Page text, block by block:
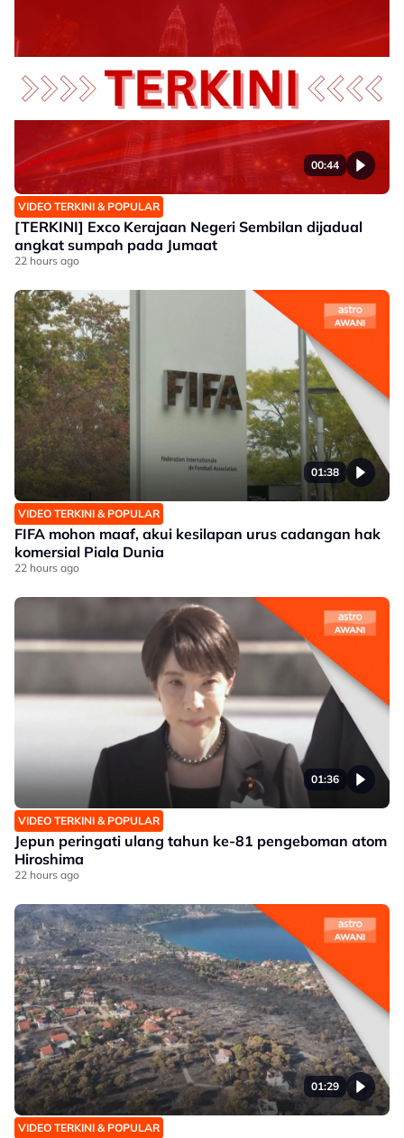
00:44
VIDEO TERKINI & POPULAR
[TERKINI] Exco Kerajaan Negeri Sembilan dijadual
angkat sumpah pada Jumaat
22 hours ago
01:38
VIDEO TERKINI & POPULAR
FIFA mohon maaf, akui kesilapan urus cadangan hak
komersial Piala Dunia
22 hours ago
01:36
VIDEO TERKINI & POPULAR
Jepun peringati ulang tahun ke-81 pengeboman atom
Hiroshima
22 hours ago
01:29
VIDEO TERKINI & POPULAR